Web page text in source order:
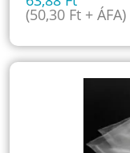
(50,30 Ft + ÁFA)